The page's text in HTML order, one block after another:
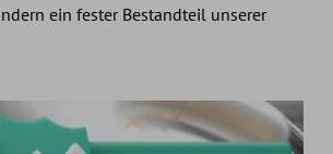
ein fester Bestandteil unserer